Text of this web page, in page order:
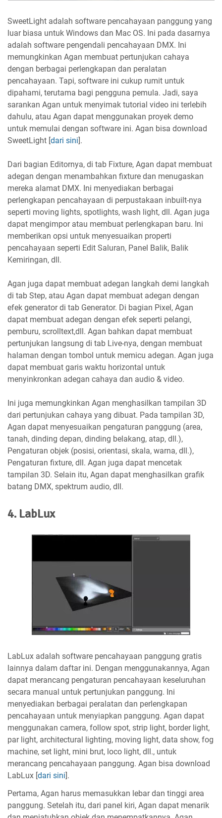
SweetLight adalah software pencahayaan panggung yang
luar biasa untuk Windows dan Mac OS. Ini pada dasarnya
adalah software pengendali pencahayaan DMX. Ini
memungkinkan Agan membuat pertunjukan cahaya
dengan berbagai perlengkapan dan peralatan
pencahayaan. Tapi, software ini cukup rumit untuk
dipahami, terutama bagi pengguna pemula. Jadi, saya
sarankan Agan untuk menyimak tutorial video ini terlebih
dahulu, atau Agan dapat menggunakan proyek demo
untuk memulai dengan software ini. Agan bisa download
SweetLight [dari sini].
Dari bagian Editornya, di tab Fixture, Agan dapat membuat
adegan dengan menambahkan fixture dan menugaskan
mereka alamat DMX. Ini menyediakan berbagai
perlengkapan pencahayaan di perpustakaan inbuilt-nya
seperti moving lights, spotlights, wash light, dll. Agan juga
dapat mengimpor atau membuat perlengkapan baru. Ini
memberikan opsi untuk menyesuaikan properti
pencahayaan seperti Edit Saluran, Panel Balik, Balik
Kemiringan, dll.
Agan juga dapat membuat adegan langkah demi langkah
di tab Step, atau Agan dapat membuat adegan dengan
efek generator di tab Generator. Di bagian Pixel, Agan
dapat membuat adegan dengan efek seperti pelangi,
pemburu, scrolltext,dll. Agan bahkan dapat membuat
pertunjukan langsung di tab Live-nya, dengan membuat
halaman dengan tombol untuk memicu adegan. Agan juga
dapat membuat garis waktu horizontal untuk
menyinkronkan adegan cahaya dan audio & video.
Ini juga memungkinkan Agan menghasilkan tampilan 3D
dari pertunjukan cahaya yang dibuat. Pada tampilan 3D,
Agan dapat menyesuaikan pengaturan panggung (area,
tanah, dinding depan, dinding belakang, atap, dll.),
Pengaturan objek (posisi, orientasi, skala, warna, dll.),
Pengaturan fixture, dll. Agan juga dapat mencetak
tampilan 3D. Selain itu, Agan dapat menghasilkan grafik
batang DMX, spektrum audio, dll.
4. LabLux
LabLux adalah software pencahayaan panggung gratis
lainnya dalam daftar ini. Dengan menggunakannya, Agan
dapat merancang pengaturan pencahayaan keseluruhan
secara manual untuk pertunjukan panggung. Ini
menyediakan berbagai peralatan dan perlengkapan
pencahayaan untuk menyiapkan panggung. Agan dapat
menggunakan camera, follow spot, strip light, border light,
par light, architectural lighting, moving light, data show, fog
machine, set light, mini brut, loco light, dll., untuk
merancang pencahayaan panggung. Agan bisa download
LabLux [dari sini].
Pertama, Agan harus memasukkan lebar dan tinggi area
panggung. Setelah itu, dari panel kiri, Agan dapat menarik